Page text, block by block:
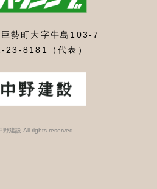
勢町大字牛島103-7
23-8181（代表）
野建設 All rights reserved.